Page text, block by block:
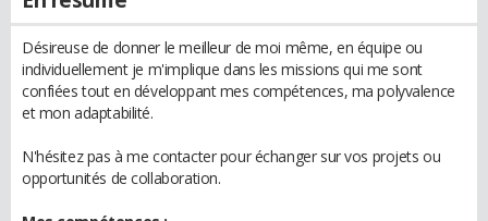
Désireuse de donner le meilleur de moi même, en équipe ou
individuellement je m'implique dans les missions qui me sont
confiées tout en développant mes compétences, ma polyvalence
et mon adaptabilité.
N'hésitez pas à me contacter pour échanger sur vos projets ou
opportunités de collaboration.